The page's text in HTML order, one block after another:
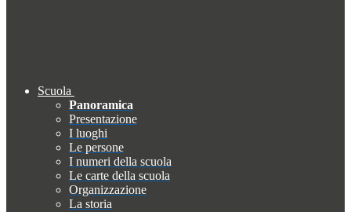
Scuola
Panoramica
Presentazione
I luoghi
Le persone
I numeri della scuola
Le carte della scuola
Organizzazione
La storia